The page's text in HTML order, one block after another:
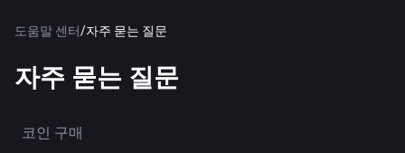
도움말 센터/자주 묻는 질문
자주 묻는 질문
코인 구매